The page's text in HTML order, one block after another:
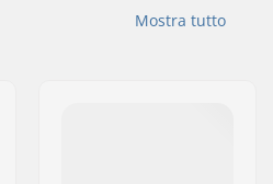
Mostra tutto